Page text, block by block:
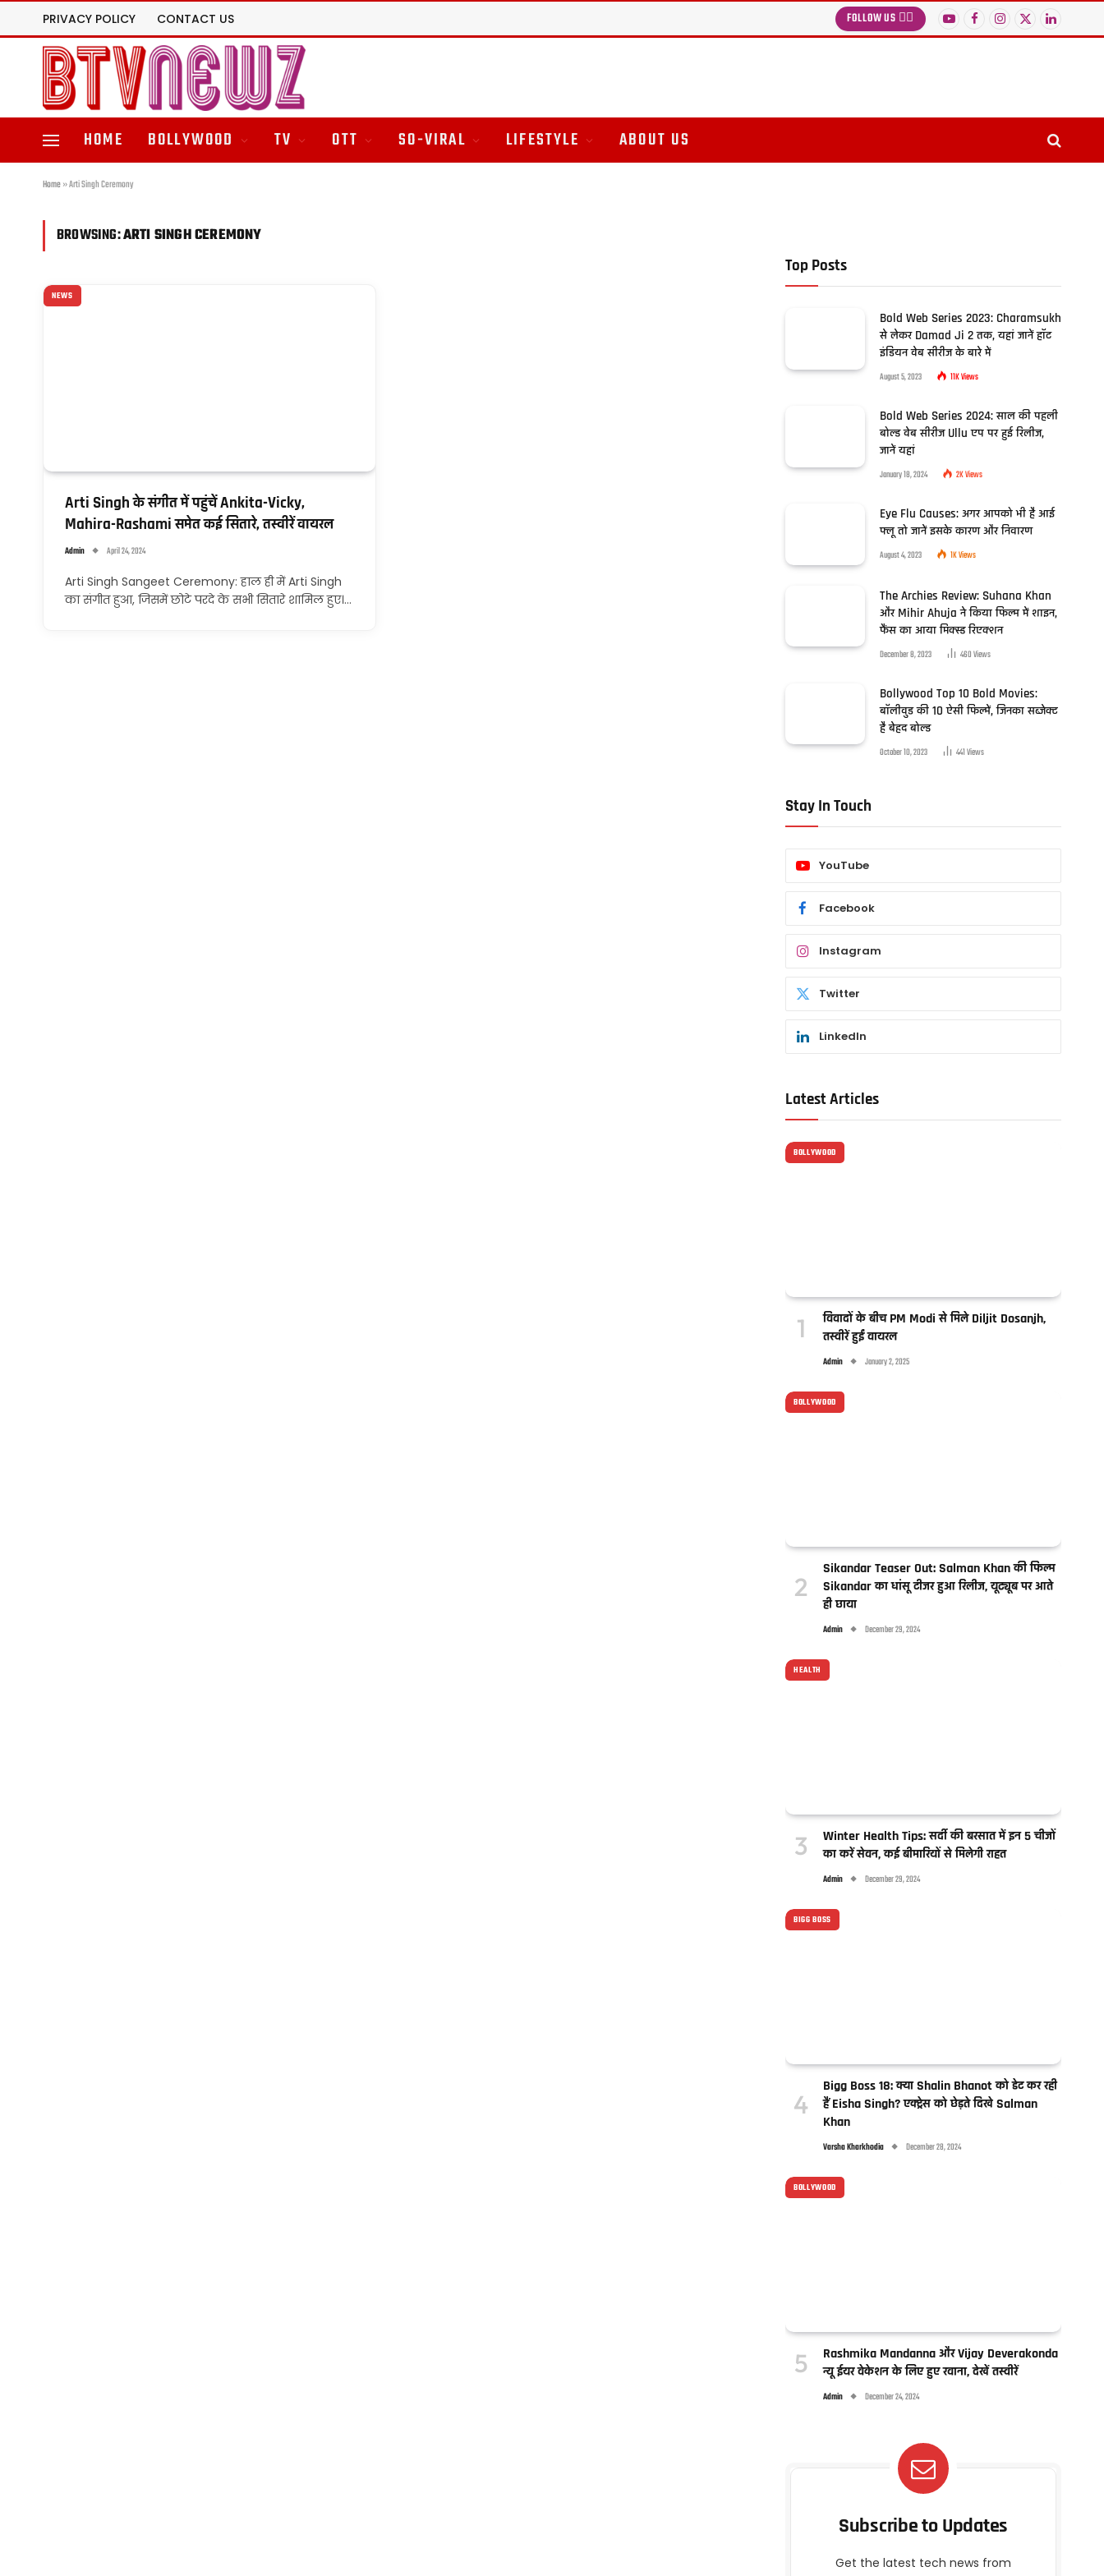
PRIVACY POLICY CONTACT US FOLLOW US 👉🏻 YouTubeFacebook
Instagram
X
(Twitter)
LinkedIn
HOME BOLLYWOOD TV OTT SO-VIRAL LIFESTYLE ABOUT US
Home»Arti Singh Ceremony
BROWSING:ARTI SINGH CEREMONY
NEWS
Arti Singh के संगीत में पहुंचें Ankita-Vicky,
Mahira-Rashami समेत कई सितारे, तस्वीरें वायरल
Admin April 24, 2024
Arti Singh Sangeet Ceremony: हाल ही में Arti Singh
का संगीत हुआ, जिसमें छोटे परदे के सभी सितारे शामिल हुए।…
Top Posts
Bold Web Series 2023: Charamsukh
से लेकर Damad Ji 2 तक, यहां जानें हॉट
इंडियन वेब सीरीज के बारे में
August 5, 2023 11KViews
Bold Web Series 2024: साल की पहली
बोल्ड वेब सीरीज Ullu एप पर हुई रिलीज,
जानें यहां
January 18, 2024 2KViews
Eye Flu Causes: अगर आपको भी है आई
फ्लू तो जानें इसके कारण और निवारण
August 4, 2023 1KViews
The Archies Review: Suhana Khan
और Mihir Ahuja ने किया फिल्म में शाइन,
फैंस का आया मिक्स्ड रिएक्शन
December 8, 2023 460Views
Bollywood Top 10 Bold Movies:
बॉलीवुड की 10 ऐसी फिल्में, जिनका सब्जेक्ट
है बेहद बोल्ड
October 10, 2023 441Views
Stay In Touch
YouTube
Facebook
Instagram
Twitter
LinkedIn
Latest Articles
BOLLYWOOD
विवादों के बीच PM Modi से मिले Diljit Dosanjh,
तस्वीरें हुईं वायरल
Admin January 2, 2025
BOLLYWOOD
Sikandar Teaser Out: Salman Khan की फिल्म
Sikandar का धांसू टीजर हुआ रिलीज, यूट्यूब पर आते
ही छाया
Admin December 29, 2024
HEALTH
Winter Health Tips: सर्दी की बरसात में इन 5 चीजों
का करें सेवन, कई बीमारियों से मिलेगी राहत
Admin December 29, 2024
BIGG BOSS
Bigg Boss 18: क्या Shalin Bhanot को डेट कर रही
हैं Eisha Singh? एक्ट्रेस को छेड़ते दिखे Salman
Khan
Varsha Kharkhodia December 28, 2024
BOLLYWOOD
Rashmika Mandanna और Vijay Deverakonda
न्यू ईयर वेकेशन के लिए हुए रवाना, देखें तस्वीरें
Admin December 24, 2024
Subscribe to Updates
Get the latest tech news from